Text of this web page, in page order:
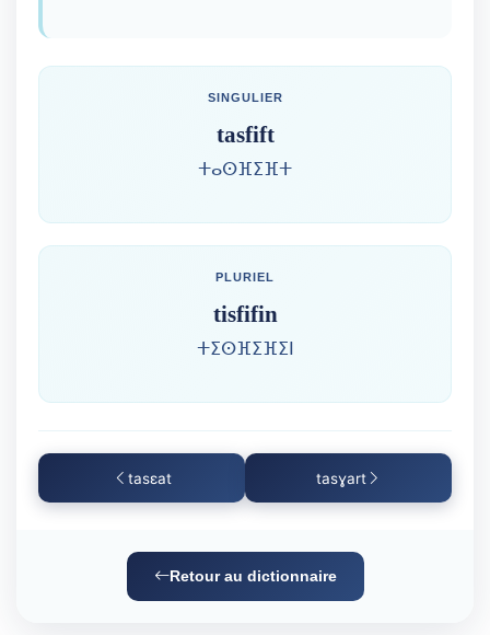
SINGULIER
tasfift
ⵜⴰⵙⴼⵉⴼⵜ
PLURIEL
tisfifin
ⵜⵉⵙⴼⵉⴼⵉⵏ
tasɛat tasɣart
Retour au dictionnaire